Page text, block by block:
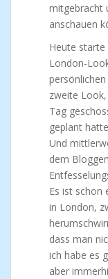
mitgebracht
anschauen
Heute
London-
zweite
Tag
geplant
Und
dem
Es ist schon
in London,
dass man
ich habe es
aber